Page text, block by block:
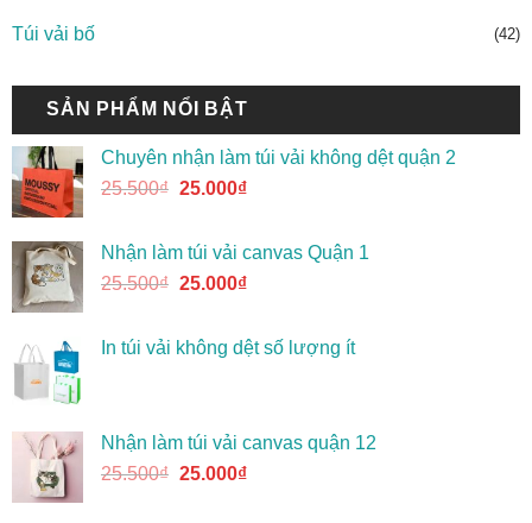
Túi vải bố (42)
SẢN PHẨM NỔI BẬT
Chuyên nhận làm túi vải không dệt quận 2
25.500₫ 25.000₫
Nhận làm túi vải canvas Quận 1
25.500₫ 25.000₫
In túi vải không dệt số lượng ít
Nhận làm túi vải canvas quận 12
25.500₫ 25.000₫